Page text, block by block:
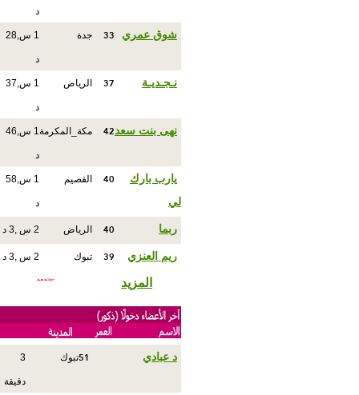
د
شوق عمري 33 جدة 1 س,28
د
نـجـديـة 37 الرياض 1 س,37
د
نهى بنت سعد42 مكة_المكرمة 1 س,46
د
يارب بارك
لي
40 القصيم 1 س,58
د
ربما 40 الرياض 2 س ,3 د
ريم العنزي 39 تبوك 2 س ,3 د
المزيد
د عبادي 51تبوك 3
دقيقة